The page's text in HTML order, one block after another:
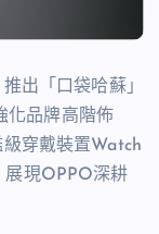
出「口袋哈蘇」
化品牌高階佈
穿戴裝置Watch
展現OPPO深耕